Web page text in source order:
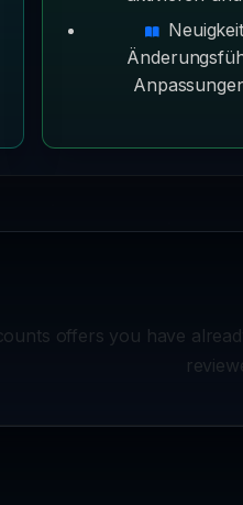
offers you have